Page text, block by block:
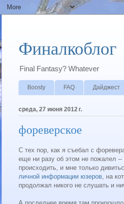
Финалкоблог
Final Fantasy? Whatever
Boosty FAQ Дайджест
среда, 27 июня 2012 г.
фореверское
С тех пор, как я съебал с
еще ни разу об этом не пожалел --
происходить, и мне только
личной информации юзеров, на
продолжал никого не слушать и